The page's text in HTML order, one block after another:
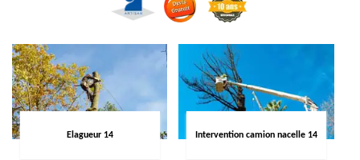
Elagueur 14 Intervention camion nacelle 14